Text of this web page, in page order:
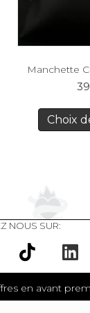
Manchette
Choix
NOUS SUR:
en avant